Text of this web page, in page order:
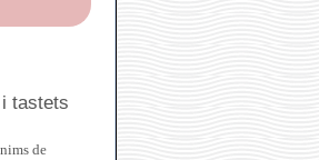
tastets
de